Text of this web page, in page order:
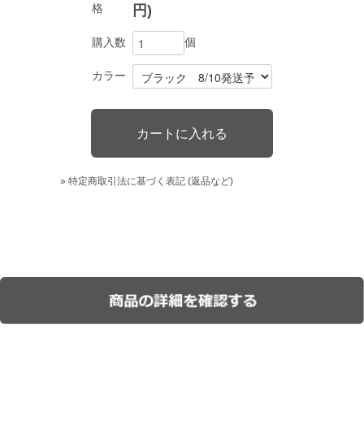
格
円)
購入数 個
カラー
» 特定商取引法に基づく表記 (返品など)